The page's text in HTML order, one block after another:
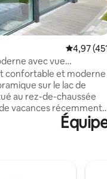
4,97
avec vue
le lac de Thoune
confortable et moderne
sur le lac de
au rez-de-chaussée
vacances récemment
situé dans un quartier
et est le point de départ